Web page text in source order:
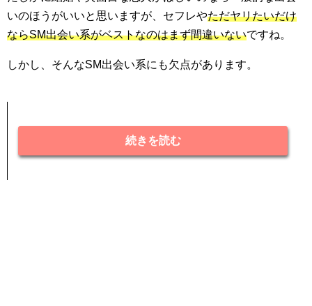
いのほうがいいと思いますが、セフレやただヤリたいだけ
ならSM出会い系がベストなのはまず間違いないですね。
しかし、そんなSM出会い系にも欠点があります。
続きを読む